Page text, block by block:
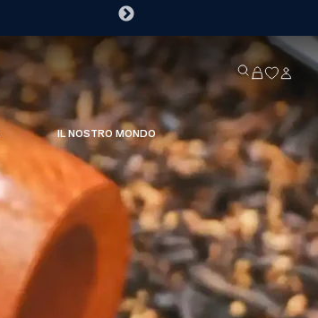
IL NOSTRO MONDO